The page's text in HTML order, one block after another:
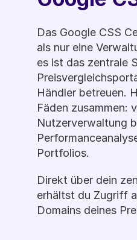
Das Google CSS
als nur eine
es ist das zentrale
Händler betreuen.
Fäden zusammen:
Nutzerverwaltung
Portfolios.
Direkt über dein
erhältst du Zugriff
Domains deines